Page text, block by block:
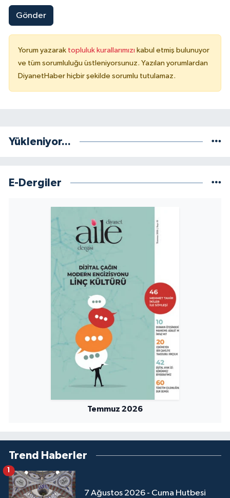
Gönder
Yorum yazarak topluluk kurallarımızı kabul etmiş bulunuyor
ve tüm sorumluluğu üstleniyorsunuz. Yazılan yorumlardan
DiyanetHaber hiçbir şekilde sorumlu tutulamaz.
Yükleniyor...
E-Dergiler
Temmuz 2026
Trend Haberler
7 Ağustos 2026 - Cuma Hutbesi
1
Karaman Müftülüğü
Kastamonu Müftülüğü
Kayseri Müftülüğü
Kırıkkale Müftülüğü
Kocaeli Müftülüğü
Konya Müftülüğü
Kütahya Müftülüğü
Malatya Müftülüğü
Manisa Müftülüğü
Mardin Müftülüğü
Mersin Müftülüğü
Muğla Müftülüğü
Nevşehir Müftülüğü
Niğde Müftülüğü